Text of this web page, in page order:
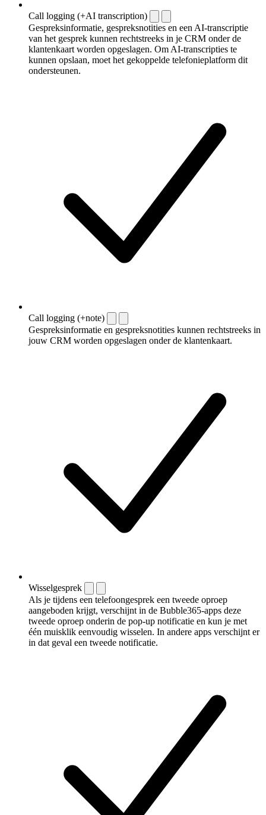
Call logging (+AI transcription)
Gespreksinformatie, gespreksnotities en een AI-transcriptie
van het gesprek kunnen rechtstreeks in je CRM onder de
klantenkaart worden opgeslagen. Om AI-transcripties te
kunnen opslaan, moet het gekoppelde telefonieplatform dit
ondersteunen.
Call logging (+note)
Gespreksinformatie en gespreksnotities kunnen rechtstreeks in
jouw CRM worden opgeslagen onder de klantenkaart.
Wisselgesprek
Als je tijdens een telefoongesprek een tweede oproep
aangeboden krijgt, verschijnt in de Bubble365-apps deze
tweede oproep onderin de pop-up notificatie en kun je met
één muisklik eenvoudig wisselen. In andere apps verschijnt er
in dat geval een tweede notificatie.